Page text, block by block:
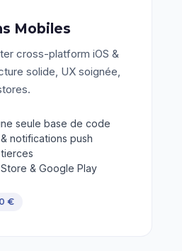
Mobiles
cross-platform iOS &
solide, UX soignée,
seule base de code
notifications push
& Google Play
€